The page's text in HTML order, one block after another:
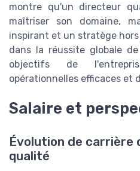
montre qu'un directeur
maîtriser son domaine,
inspirant et un stratège
dans la réussite globale
objectifs de
opérationnelles efficaces et
Salaire et
Évolution de carrière
qualité